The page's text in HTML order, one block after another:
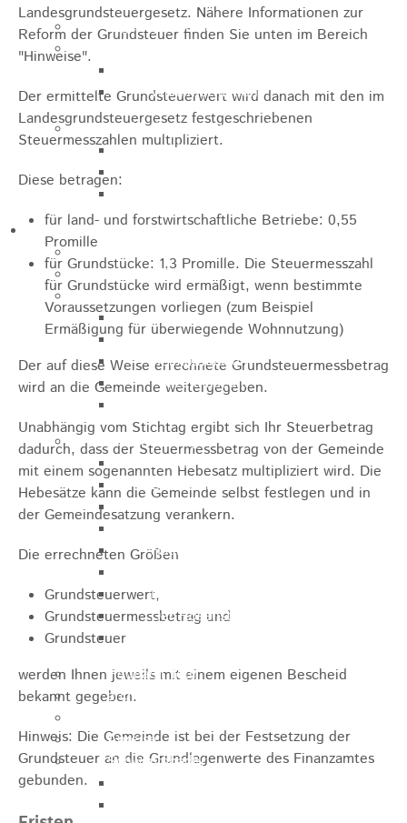
Jugendparlament
Wahlinformation
Nachhaltige Stadtentwicklung
Heubach gestalten
Freizeit / Tourismus
Gastgeber
Veranstaltungen
Museen & Sammlungen
Schloss
Miedermuseum
Heimatmuseum
Polizeimuseum
Sehenswürdigkeiten
Rathaus
Blockturm
Ev. Kirche
Miedermuseum
Haus "Anna Vetter"
Das Schloss in Heubach
Der Rosenstein
Heubach Tour
archaeopfad
Anreise
Schwimmbäder
Landesgrundsteuergesetz. Nähere Informationen zur
Reform der Grundsteuer finden Sie unten im Bereich
"Hinweise".
Der ermittelte Grundsteuerwert wird danach mit den im
Landesgrundsteuergesetz festgeschriebenen
Steuermesszahlen multipliziert.
Diese betragen:
für land- und forstwirtschaftliche Betriebe: 0,55
Promille
für Grundstücke: 1,3 Promille. Die Steuermesszahl
für Grundstücke wird ermäßigt, wenn bestimmte
Voraussetzungen vorliegen (zum Beispiel
Ermäßigung für überwiegende Wohnnutzung)
Der auf diese Weise errechnete Grundsteuermessbetrag
wird an die Gemeinde weitergegeben.
Unabhängig vom Stichtag ergibt sich Ihr Steuerbetrag
dadurch, dass der Steuermessbetrag von der Gemeinde
mit einem sogenannten Hebesatz multipliziert wird. Die
Hebesätze kann die Gemeinde selbst festlegen und in
der Gemeindesatzung verankern.
Die errechneten Größen
Grundsteuerwert,
Grundsteuermessbetrag und
Grundsteuer
werden Ihnen jeweils mit einem eigenen Bescheid
bekannt gegeben.
Hinweis: Die Gemeinde ist bei der Festsetzung der
Grundsteuer an die Grundlagenwerte des Finanzamtes
gebunden.